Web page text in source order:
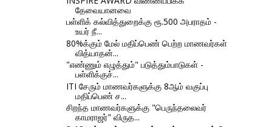
தேவையானவை
பள்ளிக் கல்வித்துறைக்கு ரூ.500 அபராதம் -
உயர் நீ...
80%க்கும் மேல் மதிப்பெண் பெற்ற மாணவர்கள்
வித்யாதன்...
"எண்ணும் எழுத்தும்" படுத்தும்பாடுகள் -
பள்ளிக்குச்...
ITI சேரும் மாணவர்களுக்கு 8ஆம் வகுப்பு
மதிப்பெண் ச...
சிறந்த மாணவர்களுக்கு "பெருந்தலைவர்
காமராஜர்" விருத...